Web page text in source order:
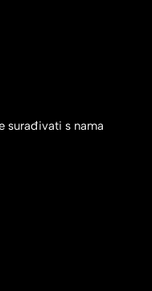
surađivati s nama